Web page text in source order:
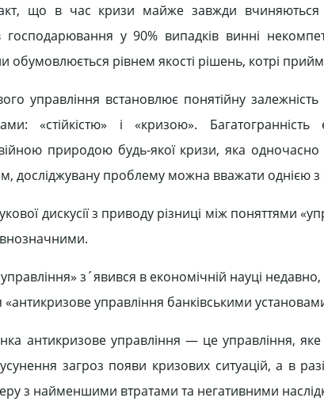
що в час кризи майже завжди вчиняються
господарювання у 90% випадків винні
обумовлюється рівнем якості рішень, котрі
управління встановлює понятійну
«стійкістю» і «кризою». Багатогранність
природою будь-якої кризи, яка
досліджувану проблему можна вважати однією
дискусії з приводу різниці між поняттями
з´явився в економічній науці
управління банківськими
антикризове управління — це управління,
усунення загроз появи кризових ситуацій, а в
з найменшими втратами та негативними